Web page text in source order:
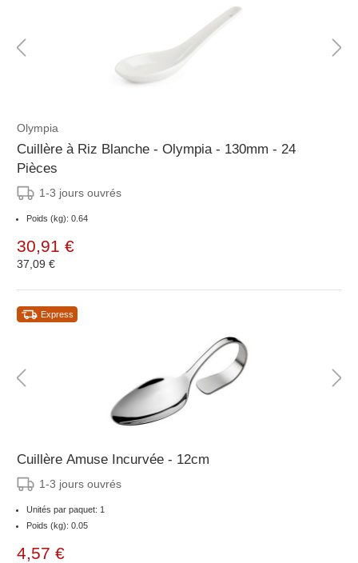
Olympia
Cuillère à Riz Blanche - Olympia - 130mm - 24
Pièces
1-3 jours ouvrés
Poids (kg): 0.64
30,91 €
37,09 €
Express
Cuillère Amuse Incurvée - 12cm
1-3 jours ouvrés
Unités par paquet: 1
Poids (kg): 0.05
4,57 €